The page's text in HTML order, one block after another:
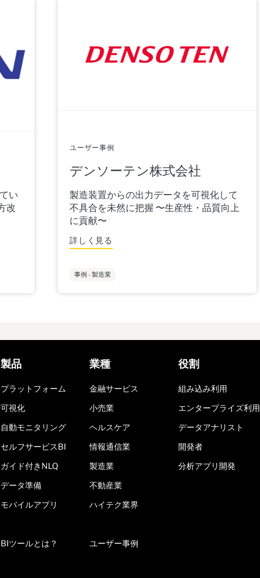
い
改
ユーザー事例
デンソーテン株式会社
製造装置からの出力データを可視化して
不具合を未然に把握 〜生産性・品質向上
に貢献〜
詳しく見る
事例 - 製造業
製品
プラットフォーム
可視化
自動モニタリング
セルフサービスBI
ガイド付きNLQ
データ準備
モバイルアプリ
BIツールとは？
業種
金融サービス
小売業
ヘルスケア
情報通信業
製造業
不動産業
ハイテク業界
ユーザー事例
役割
組み込み利用
エンタープライズ利用
データアナリスト
開発者
分析アプリ開発